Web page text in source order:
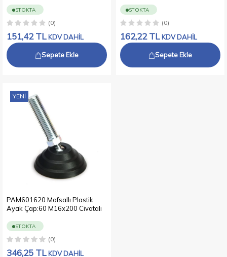
STOKTA
(0)
151,42TL KDV DAHİL
Sepete Ekle
STOKTA
(0)
162,22TL KDV DAHİL
Sepete Ekle
YENI
PAM601620 Mafsallı Plastik
Ayak Çap:60 M16x200 Civatalı
STOKTA
(0)
346,25 TL KDV DAHİL